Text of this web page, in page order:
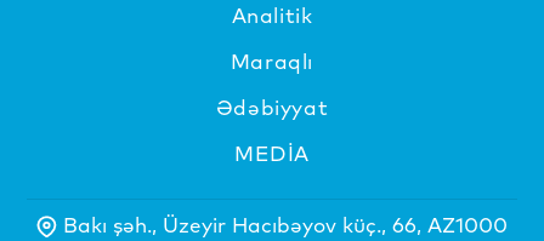
Analitik
Maraqlı
Ədəbiyyat
MEDİA
Bakı şəh., Üzeyir Hacıbəyov küç., 66, AZ1000